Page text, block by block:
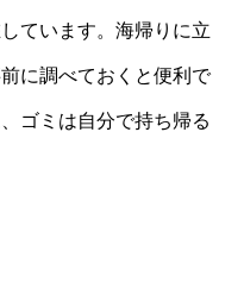
ています。海帰りに立
に調べておくと便利で
ゴミは自分で持ち帰る